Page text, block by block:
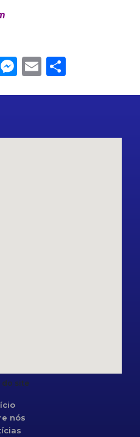
Messenger
Email
do site
nós